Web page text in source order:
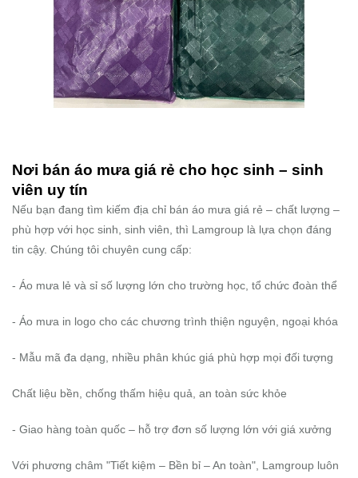
Nơi bán áo mưa giá rẻ cho học sinh – sinh
viên uy tín
Nếu bạn đang tìm kiếm địa chỉ bán áo mưa giá rẻ – chất lượng –
phù hợp với học sinh, sinh viên, thì Lamgroup là lựa chọn đáng
tin cậy. Chúng tôi chuyên cung cấp:
- Áo mưa lẻ và sỉ số lượng lớn cho trường học, tổ chức đoàn thể
- Áo mưa in logo cho các chương trình thiện nguyện, ngoại khóa
- Mẫu mã đa dạng, nhiều phân khúc giá phù hợp mọi đối tượng
Chất liệu bền, chống thấm hiệu quả, an toàn sức khỏe
- Giao hàng toàn quốc – hỗ trợ đơn số lượng lớn với giá xưởng
Với phương châm "Tiết kiệm – Bền bỉ – An toàn", Lamgroup luôn